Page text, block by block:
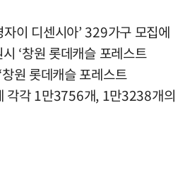
이 디센시아’ 329가구 모집에
‘창원 롯데캐슬 포레스트
원 롯데캐슬 포레스트
각각 1만3756개, 1만3238개의